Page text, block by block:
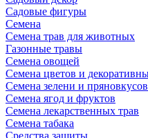
Садовые фигуры
Семена
Семена трав для животных
Газонные травы
Семена овощей
Семена цветов и
Семена зелени и
Семена ягод и фруктов
Семена лекарственных трав
Семена табака
Средства защиты